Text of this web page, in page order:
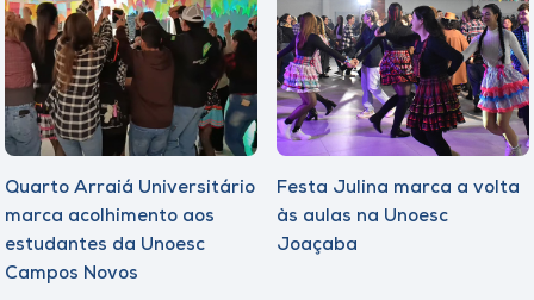
Quarto Arraiá Universitário
marca acolhimento aos
estudantes da Unoesc
Campos Novos
Festa Julina marca a volta
às aulas na Unoesc
Joaçaba